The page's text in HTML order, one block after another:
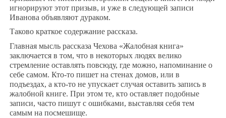
игнорируют этот призыв, и уже в следующей записи
Иванова объявляют дураком.
Таково краткое содержание рассказа.
Главная мысль рассказа Чехова «Жалобная книга»
заключается в том, что в некоторых людях велико
стремление оставлять повсюду, где можно, напоминание о
себе самом. Кто-то пишет на стенах домов, или в
подъездах, а кто-то не упускает случая оставить запись в
жалобной книге. При этом те, кто оставляет подобные
записи, часто пишут с ошибками, выставляя себя тем
самым на посмешище.